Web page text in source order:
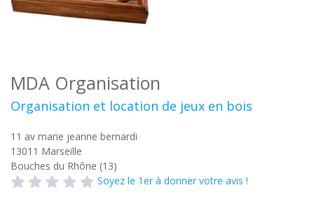
MDA Organisation
Organisation et location de jeux en bois
11 av marie jeanne bernardi
13011 Marseille
Bouches du Rhône (13)
Soyez le 1er à donner votre avis !